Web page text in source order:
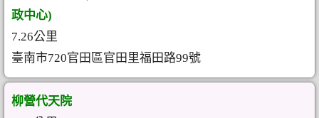
政中心)
7.26公里
臺南市720官田區官田里福田路99號
柳營代天院